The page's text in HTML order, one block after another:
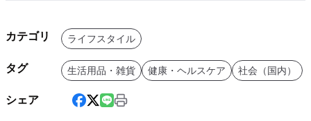
カテゴリ ライフスタイル
タグ 生活用品・雑貨 健康・ヘルスケア 社会（国内）
シェア